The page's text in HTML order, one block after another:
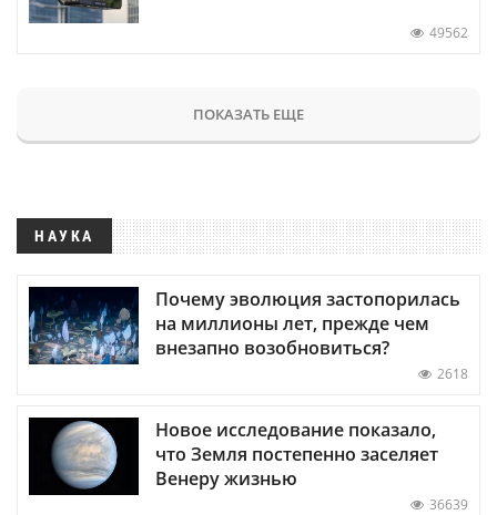
49562
ПОКАЗАТЬ ЕЩЕ
НАУКА
Почему эволюция застопорилась
на миллионы лет, прежде чем
внезапно возобновиться?
2618
Новое исследование показало,
что Земля постепенно заселяет
Венеру жизнью
36639